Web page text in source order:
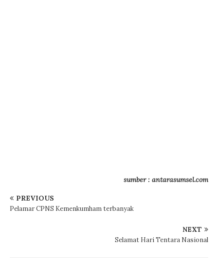
sumber : antarasumsel.com
PREVIOUS
Pelamar CPNS Kemenkumham terbanyak
NEXT
Selamat Hari Tentara Nasional